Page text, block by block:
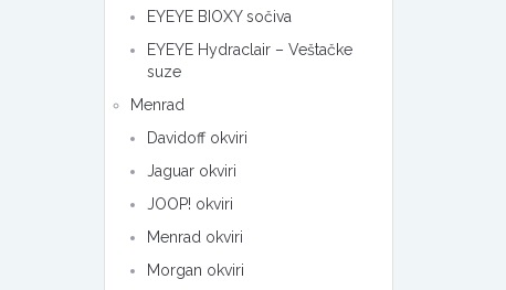
EYEYE BIOXY sočiva
EYEYE Hydraclair – Veštačke
suze
Menrad
Davidoff okviri
Jaguar okviri
JOOP! okviri
Menrad okviri
Morgan okviri